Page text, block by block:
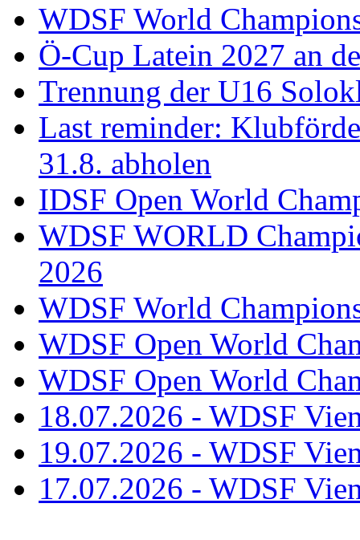
WDSF World
Ö-Cup Latein 2027 an
Trennung der U16
Last reminder:
31.8. abholen
IDSF Open World
WDSF WORLD
2026
WDSF World
WDSF Open World
WDSF Open World
18.07.2026 - WDSF
19.07.2026 - WDSF
17.07.2026 - WDSF